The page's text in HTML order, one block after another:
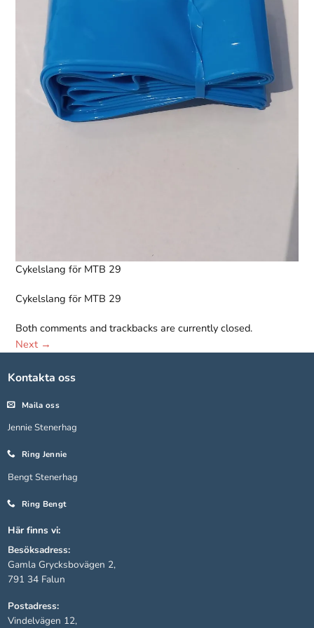
Cykelslang för MTB 29
Cykelslang för MTB 29
Both comments and trackbacks are currently closed.
Next →
Kontakta oss
Maila oss
Jennie Stenerhag
Ring Jennie
Bengt Stenerhag
Ring Bengt
Här finns vi:
Besöksadress:
Gamla Grycksbovägen 2,
791 34 Falun
Postadress:
Vindelvägen 12,
hemsidan
över huvud
taget ska
fungera.
Statistik
kunna
hemsidans
funktionalitet
uppbyggnad,
hur hemsidan
Upplevelse
För att vår
hemsida ska
prestera så
bra som
möjligt under